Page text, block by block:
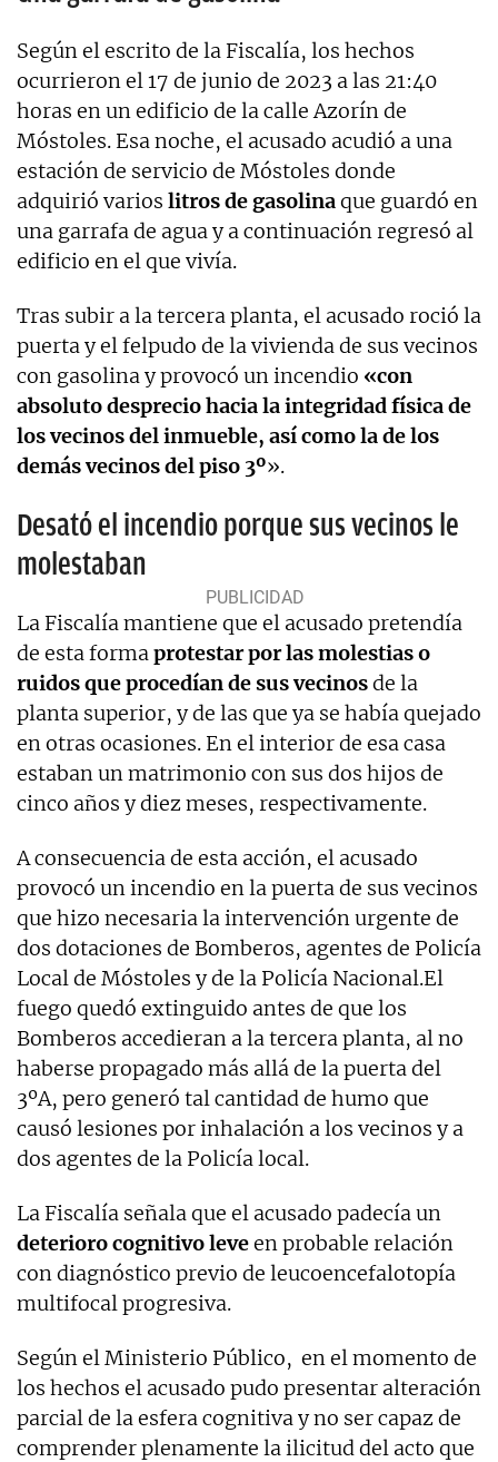
Según el escrito de la Fiscalía, los hechos
ocurrieron el 17 de junio de 2023 a las 21:40
horas en un edificio de la calle Azorín de
Móstoles. Esa noche, el acusado acudió a una
estación de servicio de Móstoles donde
adquirió varios litros de gasolinaque guardó en
una garrafa de agua y a continuación regresó al
edificio en el que vivía.
Tras subir a la tercera planta, el acusado roció la
puerta y el felpudo de la vivienda de sus vecinos
con gasolina y provocó un incendio «con
absoluto desprecio hacia la integridad física de
los vecinos del inmueble, así como la de los
demás vecinos del piso 3º».
Desató el incendio porque sus vecinos le
molestaban
La Fiscalía mantiene que el acusado pretendía
de esta formaprotestar por las molestias o
ruidos que procedían de sus vecinosde la
planta superior, y de las que ya se había quejado
en otras ocasiones. En el interior de esa casa
estaban un matrimonio con sus dos hijos de
cinco años y diez meses, respectivamente.
A consecuencia de esta acción, el acusado
provocó un incendio en la puerta de sus vecinos
que hizo necesaria la intervención urgente de
dos dotaciones de Bomberos, agentes de Policía
Local de Móstoles y de la Policía Nacional.El
fuego quedó extinguido antes de que los
Bomberos accedieran a la tercera planta, al no
haberse propagado más allá de la puerta del
3ºA, pero generó tal cantidad de humo que
causó lesiones por inhalación a los vecinos y a
dos agentes de la Policía local.
La Fiscalía señala que el acusado padecía un
deterioro cognitivo leveen probable relación
con diagnóstico previo de leucoencefalotopía
multifocal progresiva.
Según el Ministerio Público, en el momento de
los hechos el acusado pudo presentar alteración
parcial de la esfera cognitiva y no ser capaz de
comprender plenamente la ilicitud del acto que